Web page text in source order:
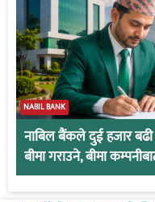
NABIL BANK
नाबिल बैंकले दुई हजार
बीमा गराउने, बीमा